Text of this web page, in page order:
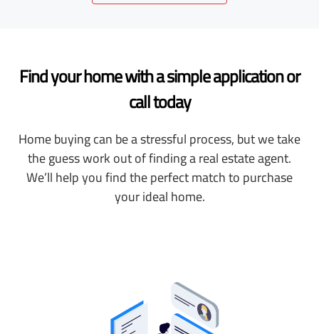
Find your home with a simple application or
call today
Home buying can be a stressful process, but we take
the guess work out of finding a real estate agent.
We’ll help you find the perfect match to purchase
your ideal home.